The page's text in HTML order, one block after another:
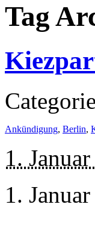
Tag
Ankündigung, Berlin,
1.
1.